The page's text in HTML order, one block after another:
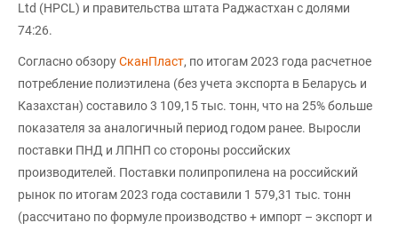
Ltd (HPCL) и правительства штата Раджастхан с долями
74:26.
Согласно обзоруСканПласт, по итогам 2023 года расчетное
потребление полиэтилена (без учета экспорта в Беларусь и
Казахстан) составило 3 109,15 тыс. тонн, что на 25% больше
показателя за аналогичный период годом ранее. Выросли
поставки ПНД и ЛПНП со стороны российских
производителей. Поставки полипропилена на российский
рынок по итогам 2023 года составили 1 579,31 тыс. тонн
(рассчитано по формуле производство + импорт – экспорт и